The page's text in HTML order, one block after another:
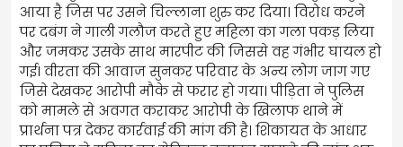
आया है जिस पर उसने चिल्लाना शुरु कर दिया। विरोध करने
पर दबंग ने गाली गलौज करते हुए महिला का गला पकड़ लिया
और जमकर उसके साथ मारपीट की जिससे वह गंभीर घायल हो
गई। वीरता की आवाज सुनकर परिवार के अन्य लोग जाग गए
जिसे देखकर आरोपी मौके से फरार हो गया। पीड़िता ने पुलिस
को मामले से अवगत कराकर आरोपी के खिलाफ थाने में
प्रार्थना पत्र देकर कार्रवाई की मांग की है। शिकायत के आधार